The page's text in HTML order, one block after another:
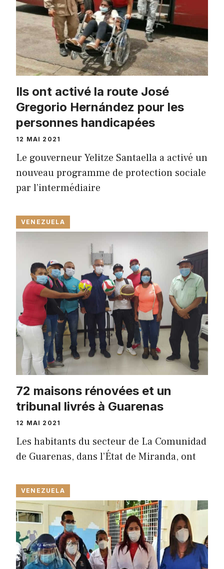
Ils ont activé la route José
Gregorio Hernández pour les
personnes handicapées
12 MAI 2021
Le gouverneur Yelitze Santaella a activé un
nouveau programme de protection sociale
par l’intermédiaire
VENEZUELA
72 maisons rénovées et un
tribunal livrés à Guarenas
12 MAI 2021
Les habitants du secteur de La Comunidad
de Guarenas, dans l’État de Miranda, ont
VENEZUELA